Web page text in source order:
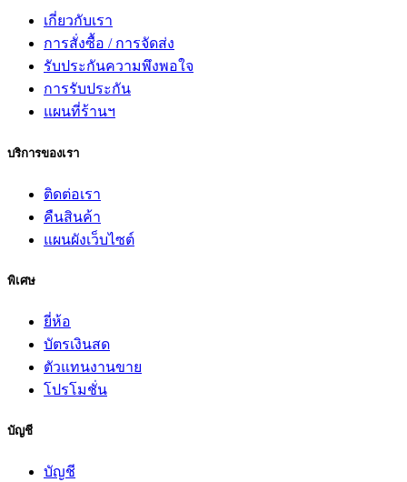
เกี่ยวกับเรา
การสั่งซื้อ / การจัดส่ง
รับประกันความพึงพอใจ
การรับประกัน
แผนที่ร้านฯ
บริการของเรา
ติดต่อเรา
คืนสินค้า
แผนผังเว็บไซต์
พิเศษ
ยี่ห้อ
บัตรเงินสด
ตัวแทนงานขาย
โปรโมชั่น
บัญชี
บัญชี